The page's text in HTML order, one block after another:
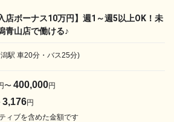
店ボーナス10万円】週1～週5以上OK！未
青山店で働ける♪
駅 車20分・バス25分)
〜 400,000円
3,176円
ィブを含めた金額です